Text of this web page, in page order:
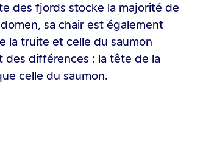
des fjords stocke la majorité de
sa chair est également
la truite et celle du saumon
des différences : la tête de la
celle du saumon.